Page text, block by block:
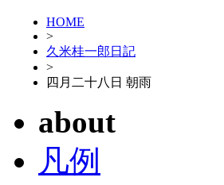
HOME
>
久米桂一郎日記
>
四月二十八日 朝雨
about
凡例